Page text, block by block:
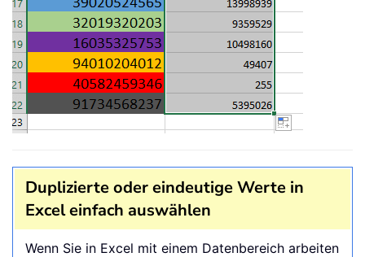
Duplizierte oder eindeutige Werte in
Excel einfach auswählen
Wenn Sie in Excel mit einem Datenbereich arbeiten